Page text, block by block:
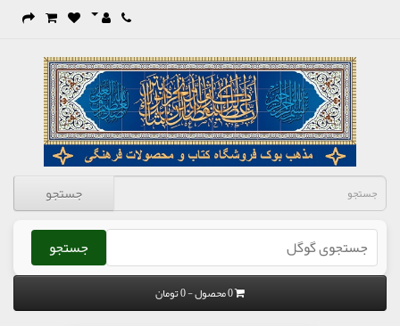
جستجو
جستجو
0 محصول - 0 تومان